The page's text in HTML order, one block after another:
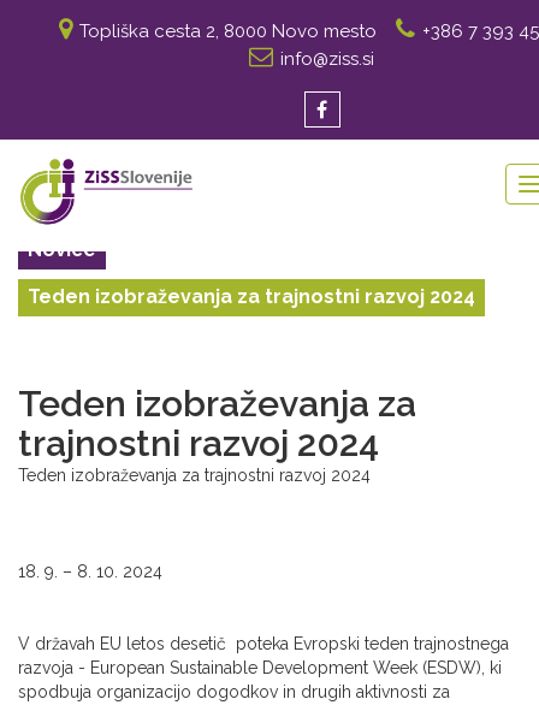
Topliška cesta 2, 8000 Novo mesto
+386 7 393
info@ziss.si
Novice
Teden izobraževanja za trajnostni razvoj 2024
Teden izobraževanja za
trajnostni razvoj 2024
Teden izobraževanja za trajnostni razvoj 2024
18. 9. – 8. 10. 2024
V državah EU letos desetič poteka Evropski teden trajnostnega
razvoja - European Sustainable Development Week (ESDW), ki
spodbuja organizacijo dogodkov in drugih aktivnosti za